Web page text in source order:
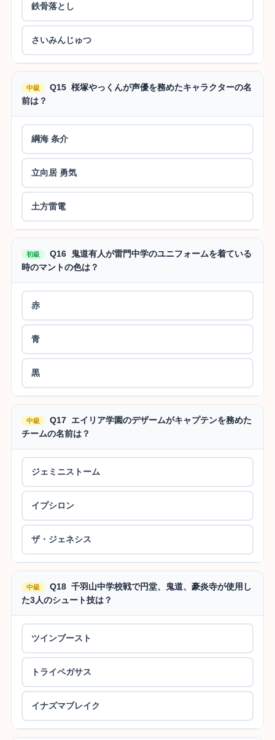
鉄骨落とし
さいみんじゅつ
中級
Q15 桜塚やっくんが声優を務めたキャラクターの名
前は？
綱海 条介
立向居 勇気
土方雷電
初級
Q16 鬼道有人が雷門中学のユニフォームを着ている
時のマントの色は？
赤
青
黒
中級
Q17 エイリア学園のデザームがキャプテンを務めた
チームの名前は？
ジェミニストーム
イプシロン
ザ・ジェネシス
中級
Q18 千羽山中学校戦で円堂、鬼道、豪炎寺が使用し
た3人のシュート技は？
ツインブースト
トライペガサス
イナズマブレイク